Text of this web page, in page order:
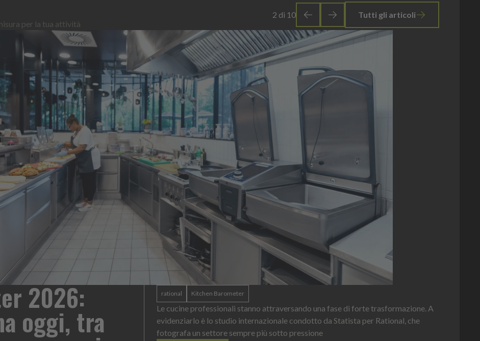
per la tua attività
3 di 10 Tutti gli articoli
Mayonnaise: un formato
ogni contesto di servizio
La novità di quest'anno è la Chef Bottle 1L:
contenuto e dosaggio sempre sotto controllo
Leggi l'articolo